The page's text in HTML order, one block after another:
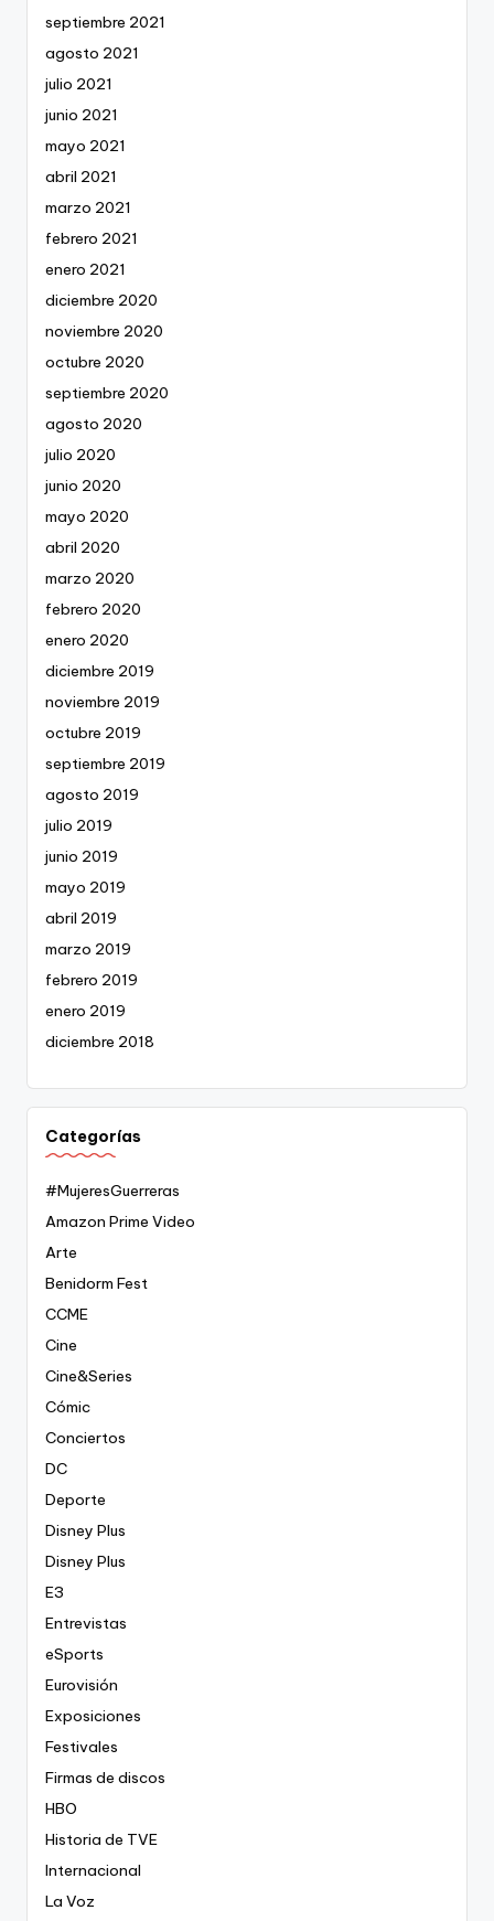
septiembre 2021
agosto 2021
julio 2021
junio 2021
mayo 2021
abril 2021
marzo 2021
febrero 2021
enero 2021
diciembre 2020
noviembre 2020
octubre 2020
septiembre 2020
agosto 2020
julio 2020
junio 2020
mayo 2020
abril 2020
marzo 2020
febrero 2020
enero 2020
diciembre 2019
noviembre 2019
octubre 2019
septiembre 2019
agosto 2019
julio 2019
junio 2019
mayo 2019
abril 2019
marzo 2019
febrero 2019
enero 2019
diciembre 2018
Categorías
#MujeresGuerreras
Amazon Prime Video
Arte
Benidorm Fest
CCME
Cine
Cine&Series
Cómic
Conciertos
DC
Deporte
Disney Plus
Disney Plus
E3
Entrevistas
eSports
Eurovisión
Exposiciones
Festivales
Firmas de discos
HBO
Historia de TVE
Internacional
La Voz